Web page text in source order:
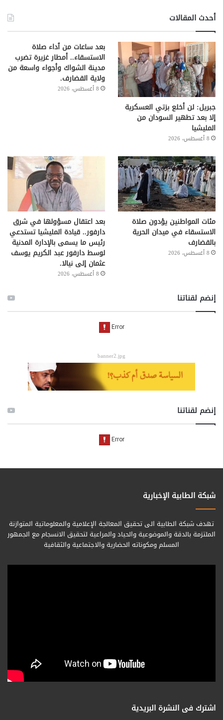
أحدث المقالات
جبريل: لن أخلع بزتي العسكرية
إلا بعد تطهير السودان من
المليشيا
8 أغسطس، 2026
بعد ساعات من ٱداء صلاة
الاستسقاء.. أمطار غزيرة تضرب
مدينة الشواك وأجواء واسعة من
ولاية القضارف.
8 أغسطس، 2026
مئات المواطنين يؤدون صلاة
الاستسقاء في ميدان الحرية
بالقضارف
8 أغسطس، 2026
بعد اعتقال مسؤولها في شرق
دارفور.. قيادة المليشيا تستدعي
رئيس ما يسمى بالإدارة المدنية
لوسط دارفور عبد الكريم يوسف
عثمان إلى نيالا.
8 أغسطس، 2026
إنضم لقناتنا
banner2.jpg
إنضم لقناتنا
شبكة الطابية الإخبارية
تهدف شبكة الطابية الى تحقيق المعالجة الإعلامية والمعلوماتية المتوازنة
الملتزمة بالدقة والموضوعية والحياد والمراعية لتحقيق الانسجام مع الجمهور
المسلم ومكوناته الحضارية والاجتماعية والثقافية
اشترك فى النشرة البريدية